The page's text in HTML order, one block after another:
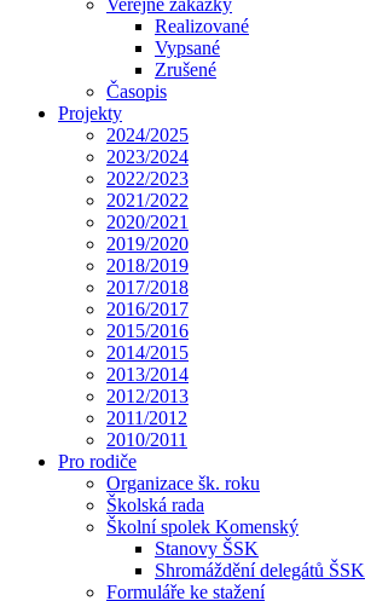
Veřejné zakázky
Realizované
Vypsané
Zrušené
Časopis
Projekty
2024/2025
2023/2024
2022/2023
2021/2022
2020/2021
2019/2020
2018/2019
2017/2018
2016/2017
2015/2016
2014/2015
2013/2014
2012/2013
2011/2012
2010/2011
Pro rodiče
Organizace šk. roku
Školská rada
Školní spolek Komenský
Stanovy ŠSK
Shromáždění delegátů ŠSK
Formuláře ke stažení